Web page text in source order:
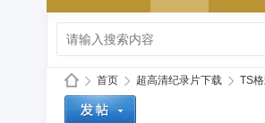
首页 超高清纪录片下载 TS